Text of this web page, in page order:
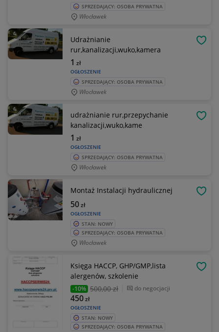
SPRZEDAJĄCY: OSOBA PRYWATNA
Włocławek
Udrażnianie
rur,kanalizacji,wuko,kamera
OGŁOSZENIE
1 zł
SPRZEDAJĄCY: OSOBA PRYWATNA
Włocławek
udrażnianie rur,przepychanie
kanalizacji,wuko,kame
OGŁOSZENIE
1 zł
SPRZEDAJĄCY: OSOBA PRYWATNA
Włocławek
Montaż Instalacji hydraulicznej
OGŁOSZENIE
50zł
STAN: NOWY
SPRZEDAJĄCY: OSOBA PRYWATNA
Włocławek
Księga HACCP, GHP/GMP,lista
alergenów, szkolenie
-10% 500,00 zł do negocjacji
OGŁOSZENIE
450zł
STAN: NOWY
SPRZEDAJĄCY: OSOBA PRYWATNA